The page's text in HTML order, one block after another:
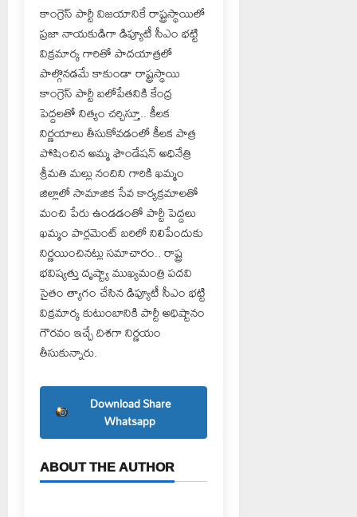
కాంగ్రెస్ పార్టీ విజయానికే రాష్ట్రస్థాయిలో
ప్రజా నాయకుడిగా డిప్యూటీ సీఎం భట్టి
విక్రమార్క గారితో పాదయాత్రలో
పాల్గొనడమే కాకుండా రాష్ట్రస్థాయి
కాంగ్రెస్ పార్టీ బలోపేతనికి కేంద్ర
పెద్దలతో నిత్యం చర్చిస్తూ.. కీలక
నిర్ణయాలు తీసుకోవడంలో కీలక పాత్ర
పోషించిన అమ్మ ఫౌండేషన్ అధినేత్రి
శ్రీమతి మల్లు నందిని గారికి ఖమ్మం
జిల్లాలో సామాజిక సేవ కార్యక్రమాలతో
మంచి పేరు ఉండడంతో పార్టీ పెద్దలు
ఖమ్మం పార్లమెంట్ బరిలో నిలిపేందుకు
నిర్ణయించినట్లు సమాచారం.. రాష్ట్ర
భవిష్యత్తు దృష్ట్యా ముఖ్యమంత్రి పదవి
సైతం త్యాగం చేసిన డిప్యూటీ సీఎం భట్టి
విక్రమార్క కుటుంబానికి పార్టీ అధిష్టానం
గౌరవం ఇచ్చే దిశగా నిర్ణయం
తీసుకున్నారు.
Download Share
Whatsapp
ABOUT THE AUTHOR